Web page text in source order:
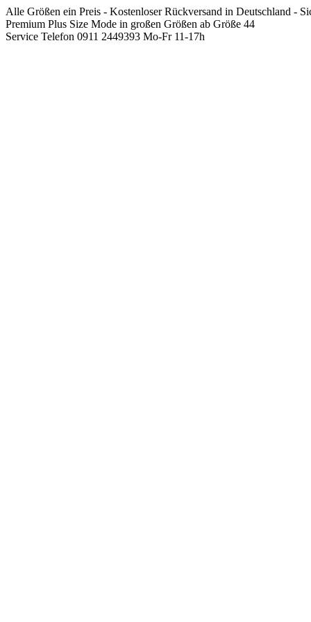
Springen
Sie
zum
Alle Größen ein Preis - Kostenloser Rückversand in Deutschland -
Premium Plus Size Mode in großen Größen ab Größe 44
Service Telefon 0911 2449393 Mo-Fr 11-17h